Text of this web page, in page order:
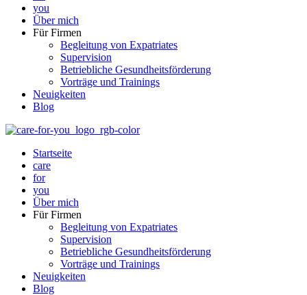
you
Über mich
Für Firmen
Begleitung von Expatriates
Supervision
Betriebliche Gesundheitsförderung
Vorträge und Trainings
Neuigkeiten
Blog
Startseite
care
for
you
Über mich
Für Firmen
Begleitung von Expatriates
Supervision
Betriebliche Gesundheitsförderung
Vorträge und Trainings
Neuigkeiten
Blog